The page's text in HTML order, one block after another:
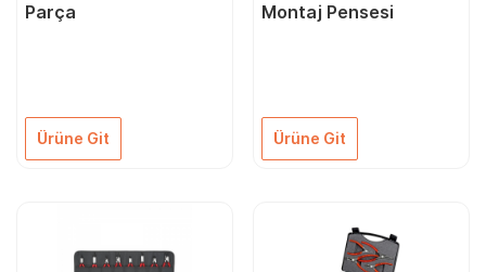
Parça
Ürüne Git
Montaj Pensesi
Ürüne Git